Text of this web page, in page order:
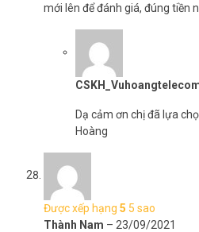
mới lên để đánh giá, đúng tiền
Dạ cảm ơn chị đã lựa
Hoàng
Được xếp hạng 5 5 sao
Thành Nam – 23/09/2021